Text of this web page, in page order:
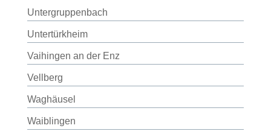
Untergruppenbach
Untertürkheim
Vaihingen an der Enz
Vellberg
Waghäusel
Waiblingen